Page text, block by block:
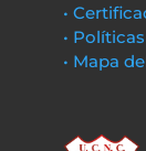
•
•
• Mapa